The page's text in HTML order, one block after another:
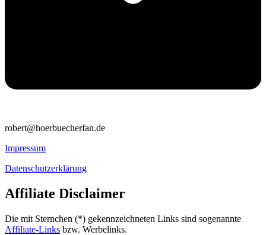
robert@hoerbuecherfan.de
Impressum
Datenschutzerklärung
Affiliate Disclaimer
Die mit Sternchen (*) gekennzeichneten Links sind sogenannte
Affiliate-Links bzw. Werbelinks.